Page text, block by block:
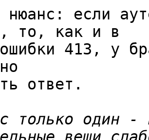
нюанс: если
то, как и в
413, у
ответ.
только один -